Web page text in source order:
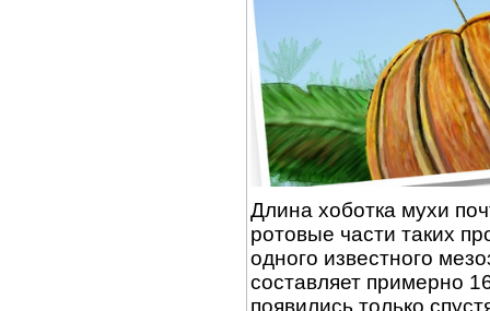
Длина хоботка мухи
ротовые части таких
одного известного
составляет примерно
появились только